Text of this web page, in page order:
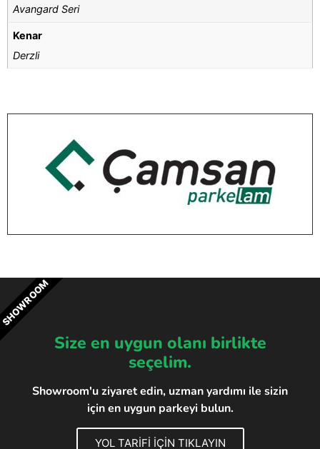
Avangard Seri
Kenar
Derzli
Size en uygun olanı birlikte
seçelim.
Showroom'u ziyaret edin, uzman yardımı ile sizin
için en uygun parkeyi bulun.
YOL TARİFİ İÇİN TIKLAYIN
SHOWROOM